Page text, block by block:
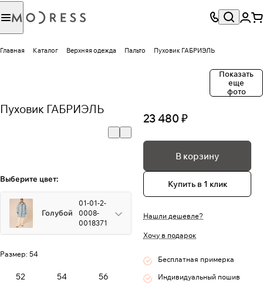
Главная Каталог Верхняя одежда Пальто Пуховик ГАБРИЭЛЬ
Показать
еще
фото
Пуховик ГАБРИЭЛЬ
Выберите цвет:
Голубой
01-01-2-
0008-
0018371
Размер: 54
52 54 56
23 480 ₽
В корзину
Купить в 1 клик
Нашли дешевле?
Хочу в подарок
Бесплатная примерка
Индивидуальный пошив